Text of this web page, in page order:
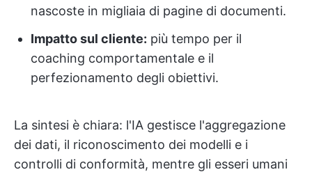
nascoste in migliaia di pagine di documenti.
Impatto sul cliente: più tempo per il
coaching comportamentale e il
perfezionamento degli obiettivi.
La sintesi è chiara: l'IA gestisce l'aggregazione
dei dati, il riconoscimento dei modelli e i
controlli di conformità, mentre gli esseri umani